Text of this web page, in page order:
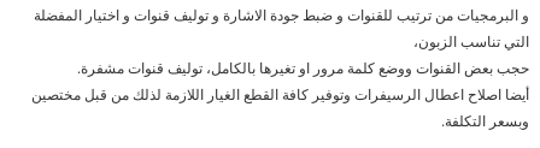
و البرمجيات من ترتيب للقنوات و ضبط جودة الاشارة و توليف قنوات و اختيار المفضلة
التي تناسب الزبون،
حجب بعض القنوات ووضع كلمة مرور او تغيرها بالكامل، توليف قنوات مشفرة.
أيضا اصلاح اعطال الرسيفرات وتوفير كافة القطع الغيار اللازمة لذلك من قبل مختصين
وبسعر التكلفة.